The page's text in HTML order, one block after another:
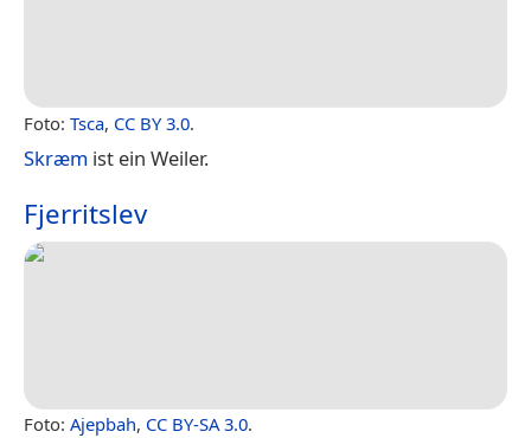
Foto: Tsca, CC BY 3.0.
Skræm ist ein Weiler.
Fjerritslev
Foto: Ajepbah, CC BY-SA 3.0.